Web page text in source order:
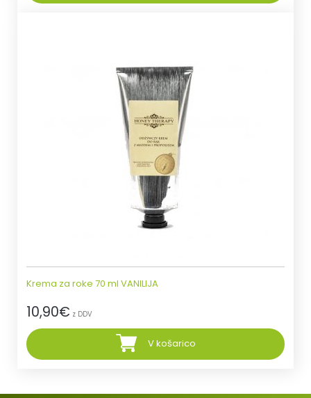
Krema za roke 70 ml VANILIJA
10,90€ z DDV
V košarico